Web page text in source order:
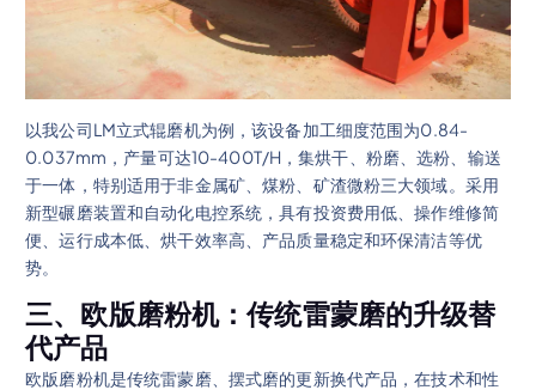
以我公司LM立式辊磨机为例，该设备加工细度范围为0.84-
0.037mm，产量可达10-400T/H，集烘干、粉磨、选粉、输送
于一体，特别适用于非金属矿、煤粉、矿渣微粉三大领域。采用
新型碾磨装置和自动化电控系统，具有投资费用低、操作维修简
便、运行成本低、烘干效率高、产品质量稳定和环保清洁等优
势。
三、欧版磨粉机：传统雷蒙磨的升级替
代产品
欧版磨粉机是传统雷蒙磨、摆式磨的更新换代产品，在技术和性